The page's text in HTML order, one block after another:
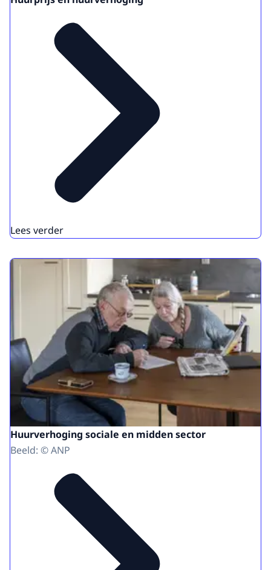
Lees verder
Huurverhoging sociale en midden sector
Beeld: © ANP